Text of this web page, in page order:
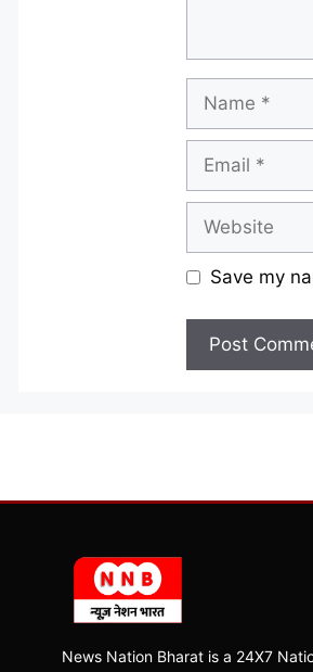
Name
Email
Website
Save my
News Nation Bharat is a 24X7